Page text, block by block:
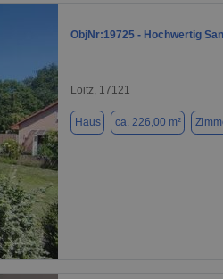
1 / 22
ObjNr:19725 - Hochwertig
Loitz, 17121
Haus ca. 226,00 m²